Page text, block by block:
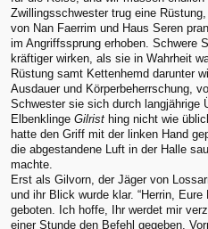
Zwillingsschwester trug eine
von Nan Faerrim und Haus Seren
im Angriffssprung erhoben. Schwere
kräftiger wirken, als sie in Wahrheit
Rüstung samt Kettenhemd darunter
Ausdauer und Körperbeherrschung,
Schwester sie sich durch langjährige
Elbenklinge Gilrist hing nicht wie
hatte den Griff mit der linken Hand
die abgestandene Luft in der Halle
machte.
Erst als Gilvorn, der Jäger von
und ihr Blick wurde klar. “Herrin,
geboten. Ich hoffe, Ihr werdet mir
einer Stunde den Befehl gegeben,